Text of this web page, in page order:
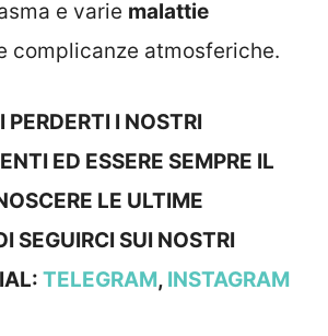
e varie malattie
complicanze atmosferiche.
PERDERTI I NOSTRI
ED ESSERE SEMPRE IL
LE ULTIME
SEGUIRCI SUI NOSTRI
TELEGRAM, INSTAGRAM